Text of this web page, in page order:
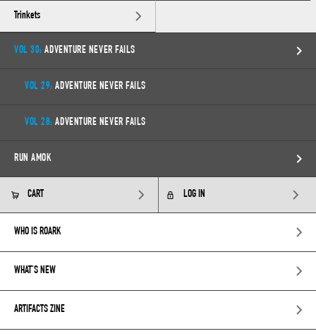
Trinkets
VOL 30: ADVENTURE NEVER FAILS
VOL 29: ADVENTURE NEVER FAILS
VOL 28: ADVENTURE NEVER FAILS
RUN AMOK
CART LOG IN
WHO IS ROARK
WHAT’S NEW
ARTIFACTS ZINE